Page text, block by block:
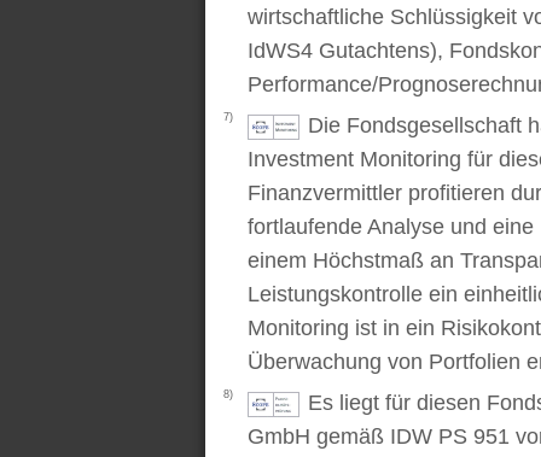
wirtschaftliche Schlüssigkeit
IdWS4 Gutachtens),
Performance/
7)
Die Fondsgesellschaft
Investment Monitoring für
Finanzvermittler profitieren
fortlaufende Analyse und
einem Höchstmaß an
Leistungskontrolle ein
Monitoring ist in ein
Überwachung von Portfolien
8)
Es liegt für diesen
GmbH gemäß IDW PS 951